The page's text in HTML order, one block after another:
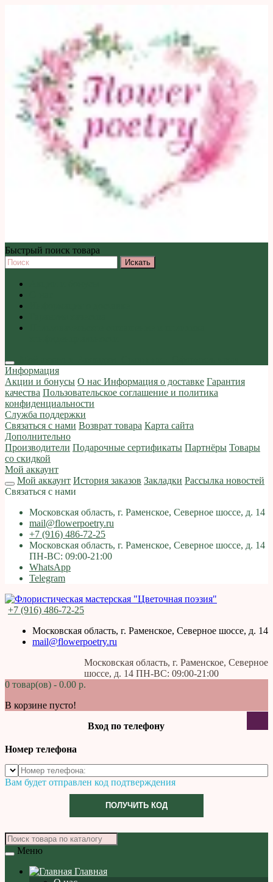
Быстрый поиск товара
Информация
Акции и бонусы О нас Информация о доставке Гарантия
качества Пользовательское соглашение и политика
конфиденциальности
Служба поддержки
Связаться с нами Возврат товара Карта сайта
Дополнительно
Производители Подарочные сертификаты Партнёры Товары
со скидкой
Мой аккаунт
Мой аккаунт История заказов Закладки Рассылка новостей
Связаться с нами
Московская область, г. Раменское, Северное шоссе, д. 14
mail@flowerpoetry.ru
+7 (916) 486-72-25
Московская область, г. Раменское, Северное шоссе, д. 14
ПН-ВС: 09:00-21:00
WhatsApp
Telegram
+7 (916) 486-72-25
Московская область, г. Раменское, Северное шоссе, д. 14
mail@flowerpoetry.ru
Московская область, г. Раменское, Северное
шоссе, д. 14 ПН-ВС: 09:00-21:00
0 товар(ов) - 0.00 р.
В корзине пусто!
Вход по телефону
Номер телефона
Вам будет отправлен код подтверждения
ПОЛУЧИТЬ КОД
Меню
Главная